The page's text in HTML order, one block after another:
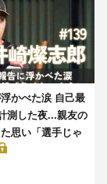
かべた涙 自己最
測した夜...親友の
思い「選手じゃ